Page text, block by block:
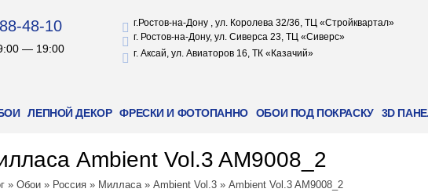
48-10
— 19:00
г.Ростов-на-Дону , ул. Королева 32/36, ТЦ «Стройквартал»
г. Ростов-на-Дону, ул. Сиверса 23, ТЦ «Сиверс»
г. Аксай, ул. Авиаторов 16, ТК «Казачий»
ЛЕПНОЙ ДЕКОР ФРЕСКИ И ФОТОПАННО ОБОИ ПОД ПОКРАСКУ 3D
Ambient Vol.3 AM9008_2
» Обои » Россия » Милласа» Ambient Vol.3 » Ambient Vol.3 AM9008_2